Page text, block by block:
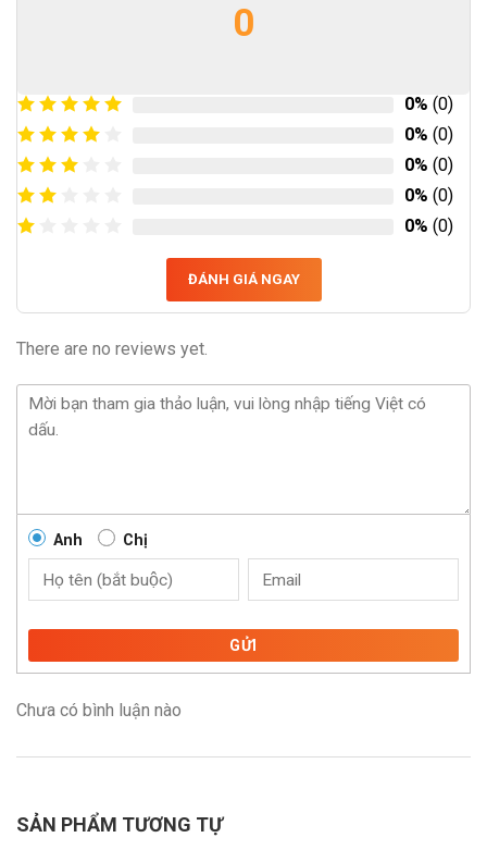
0
0% (0)
0% (0)
0% (0)
0% (0)
0% (0)
ĐÁNH GIÁ NGAY
There are no reviews yet.
Anh Chị
GỬI
Chưa có bình luận nào
SẢN PHẨM TƯƠNG TỰ